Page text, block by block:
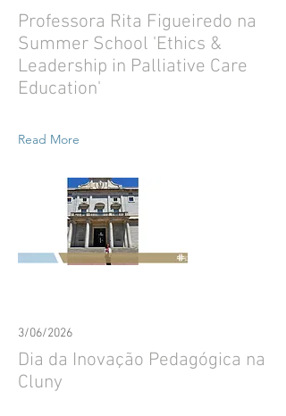
Professora Rita Figueiredo na
Summer School 'Ethics &
Leadership in Palliative Care
Education'
Read More
3/06/2026
Dia da Inovação Pedagógica na
Cluny